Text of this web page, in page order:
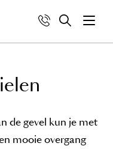
de gevel kun je met
mooie overgang